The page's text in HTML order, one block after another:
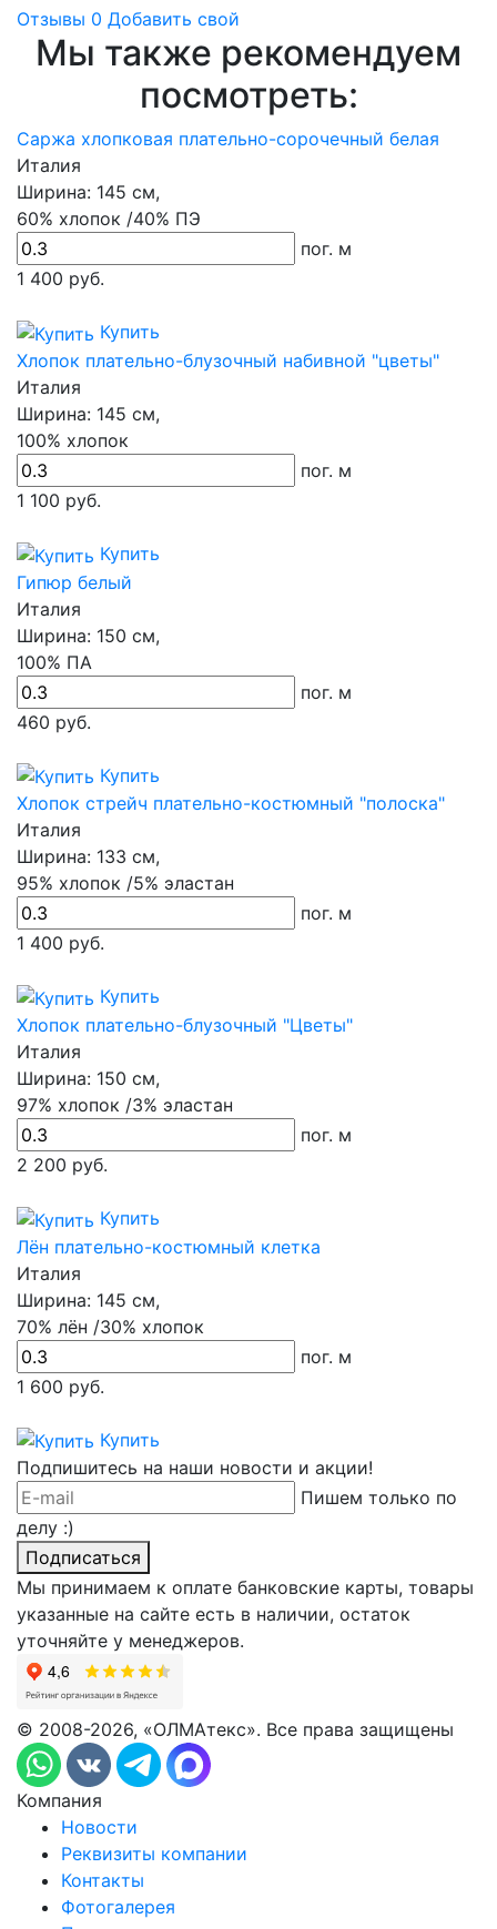
Отзывы0 Добавить свой
Мы также рекомендуем
посмотреть:
Саржа хлопковая плательно-сорочечный белая
Италия
Ширина: 145 см,
60% хлопок /40% ПЭ
пог. м
1 400руб.
Купить
Хлопок плательно-блузочный набивной "цветы"
Италия
Ширина: 145 см,
100% хлопок
пог. м
1 100руб.
Купить
Гипюр белый
Италия
Ширина: 150 см,
100% ПА
пог. м
460руб.
Купить
Хлопок стрейч плательно-костюмный "полоска"
Италия
Ширина: 133 см,
95% хлопок /5% эластан
пог. м
1 400руб.
Купить
Хлопок плательно-блузочный "Цветы"
Италия
Ширина: 150 см,
97% хлопок /3% эластан
пог. м
2 200руб.
Купить
Лён плательно-костюмный клетка
Италия
Ширина: 145 см,
70% лён /30% хлопок
пог. м
1 600руб.
Купить
Подпишитесь на наши новости и акции!
Пишем только по
делу :)
Подписаться
Мы принимаем к оплате банковские карты, товары
указанные на сайте есть в наличии, остаток
уточняйте у менеджеров.
© 2008-2026, «ОЛМАтекс». Все права защищены
Компания
Новости
Реквизиты компании
Контакты
Фотогалерея